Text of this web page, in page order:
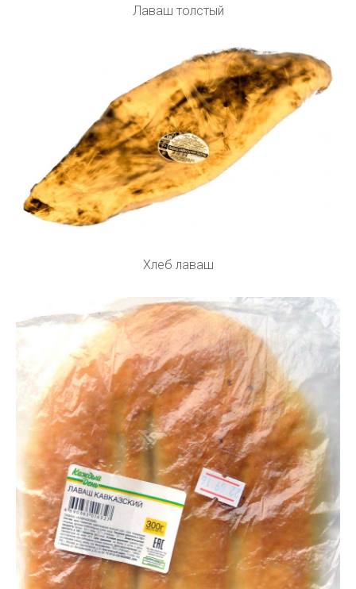
Лаваш толстый
Хлеб лаваш